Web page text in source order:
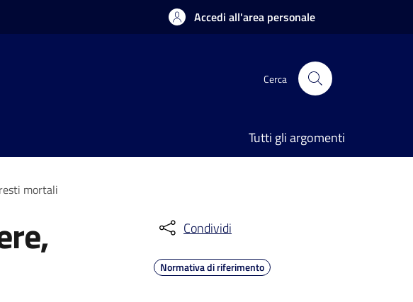
Accedi all'area personale
Cerca
Tutti gli argomenti
mortali
Condividi
Normativa di riferimento